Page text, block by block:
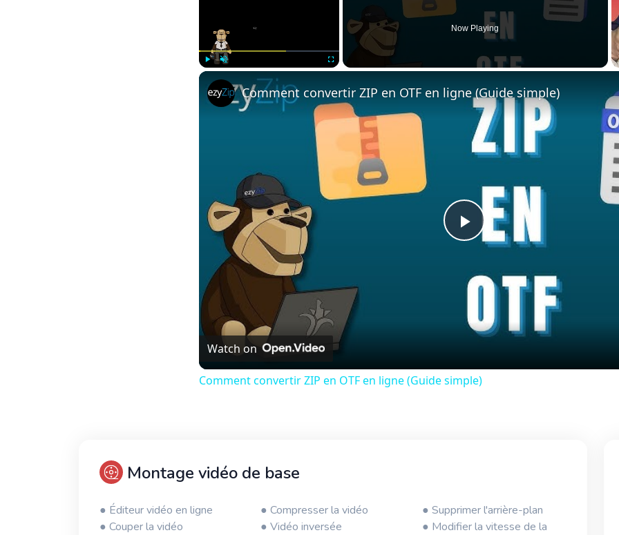
Now Playing
Play
Video
Comment convertir ZIP en OTF en ligne (Guide simple)
Watch on
Comment convertir ZIP en OTF en ligne (Guide simple)
Montage vidéo de base
● Éditeur vidéo en ligne
● Couper la vidéo
● Compresser la vidéo
● Vidéo inversée
● Supprimer l'arrière-plan
● Modifier la vitesse de la